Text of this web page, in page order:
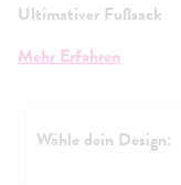
Ultimativer Fußsack
Dieser luxuriöse,
Mehr Erfahren
Wähle dein Design: